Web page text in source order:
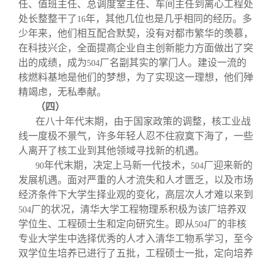
任、值班主任、总调度室主任、车间主任到离心工程处
处长整整干了 16年，其他几位也是几乎相同的经历。多
少年来，他们相互配合默契，没有对都市繁华的羡慕，
在科技兴企，全面提高企业自主创新能力方面做出了突
出的成绩，成为504厂名副其实的掌门人。建设一流的
核燃料基地是他们的梦想，为了实现这一理想，他们殚
精竭虑，无私奉献。
（四）
在八十年代末期，由于国家政策的调整，核工业战
线一度极不景气，许多年轻人忍不住寂寞下海了，一些
人离开了核工业到其他领域寻找新的机遇。
90年代末期，决定上马新一代技术， 504厂迎来新的
发展机遇。面对严重的人才流失和人才匮乏，以及市场
经济条件下大学生择业观的变化，高层次人才难以来到
504厂的状况，清华大学工程物理系积极为该厂培养双
学位生、工程硕士生和定向研究生。即从504厂的非核
专业大学生中选择优秀的人才入清华工物系学习，至今
双学位生培养已进行了五批，工程硕士一批，定向培养